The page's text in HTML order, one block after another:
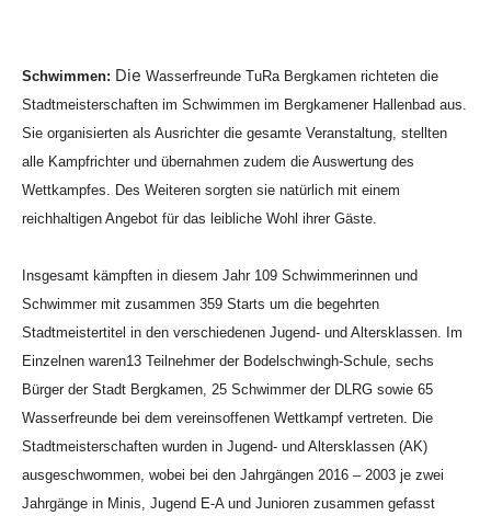
Schwimmen: Die Wasserfreunde TuRa Bergkamen richteten die
Stadtmeisterschaften im Schwimmen im Bergkamener Hallenbad aus.
Sie organisierten als Ausrichter die gesamte Veranstaltung, stellten
alle Kampfrichter und übernahmen zudem die Auswertung des
Wettkampfes. Des Weiteren sorgten sie natürlich mit einem
reichhaltigen Angebot für das leibliche Wohl ihrer Gäste.
Insgesamt kämpften in diesem Jahr 109 Schwimmerinnen und
Schwimmer mit zusammen 359 Starts um die begehrten
Stadtmeistertitel in den verschiedenen Jugend- und Altersklassen. Im
Einzelnen waren13 Teilnehmer der Bodelschwingh-Schule, sechs
Bürger der Stadt Bergkamen, 25 Schwimmer der DLRG sowie 65
Wasserfreunde bei dem vereinsoffenen Wettkampf vertreten.
Die
Stadtmeisterschaften wurden in Jugend- und Altersklassen (AK)
ausgeschwommen, wobei bei den Jahrgängen 2016 – 2003 je zwei
Jahrgänge in Minis, Jugend E-A und Junioren zusammen gefasst